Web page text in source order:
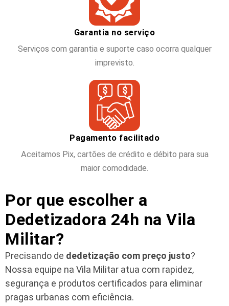
Garantia no serviço
Serviços com garantia e suporte caso ocorra qualquer
imprevisto.
Pagamento facilitado
Aceitamos Pix, cartões de crédito e débito para sua
maior comodidade.
Por que escolher a
Dedetizadora 24h na Vila
Militar?
Precisando de dedetização com preço justo?
Nossa equipe na Vila Militar atua com rapidez,
segurança e produtos certificados para eliminar
pragas urbanas com eficiência.